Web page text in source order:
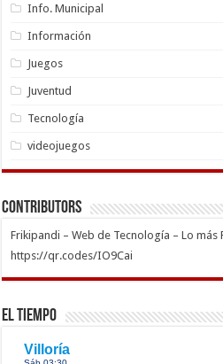
Info. Municipal
Información
Juegos
Juventud
Tecnología
videojuegos
Contributors
Frikipandi – Web de Tecnología – Lo más
https://qr.codes/IO9Cai
El Tiempo